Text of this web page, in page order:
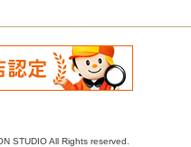
STUDIO All Rights reserved.